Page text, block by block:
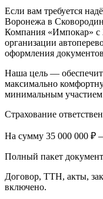
Если вам требуется
Воронежа в
Компания «Импокар» с
организации
оформления
Наша цель —
максимально
минимальным участием
Страхование
На сумму 35 000 000 ₽
Полный пакет
Договор, ТТН, акты,
включено.